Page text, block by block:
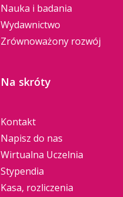
Nauka i badania
Wydawnictwo
Zrównoważony rozwój
Na skróty
Kontakt
Napisz do nas
Wirtualna Uczelnia
Stypendia
Kasa, rozliczenia